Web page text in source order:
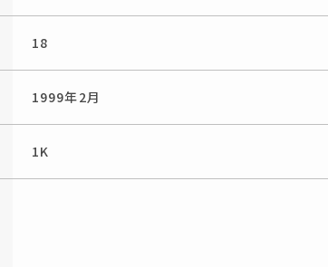
18
1999年2月
1K